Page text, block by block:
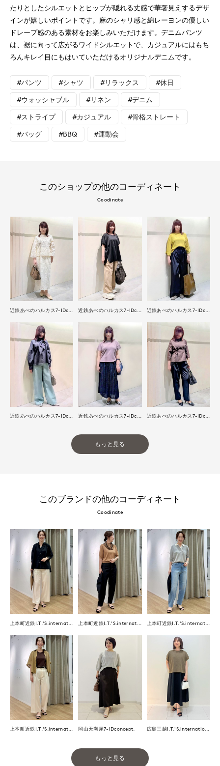
たりとしたシルエットとヒップが隠れる丈感で華奢見えするデザ
インが嬉しいポイントです。麻のシャリ感と綿レーヨンの優しい
ドレープ感のある素材をお楽しみいただけます。デニムパンツ
は、裾に向って広がるワイドシルエットで、カジュアルにはもち
ろんキレイ目にもはいていただけるオリジナルデニムです。
#パンツ #シャツ #リラックス #休日
#ウォッシャブル #リネン #デニム
#ストライプ #カジュアル #骨格ストレート
#バッグ #BBQ #運動会
このショップの他のコーディネート
Coodinate
もっと見る
このブランドの他のコーディネート
Coodinate
岡山天満屋7-IDconcept.
もっと見る